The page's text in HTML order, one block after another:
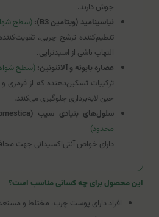
جوش دارند.
نیاسینامید (ویتامین B3):
(سطح
تنظیم‌کننده ترشح چربی،
التهاب ناشی از اسیدتراپی.
عصاره بابونه و آلانتوئین:(سطح
ترکیبات تسکین‌دهنده که از
حین لایه‌برداری جلوگیری می‌کنند.
سلول‌های بنیادی سیب (Malus Domestica):
محدود)
دارای خواص آنتی‌اکسیدانی جهت
این محصول برای چه کسانی مناسب است؟
افراد دارای پوست چرب، مختلط و